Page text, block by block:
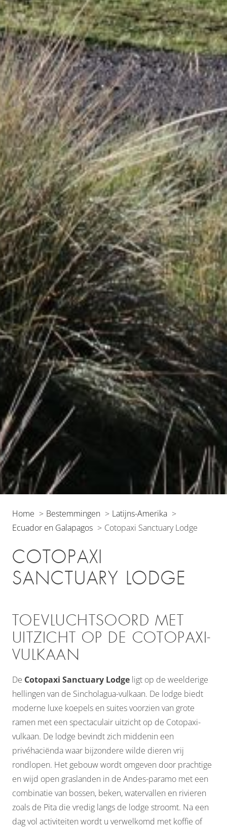
Home Bestemmingen
Latijns-Amerika
Ecuador en Galapagos
Cotopaxi Sanctuary Lodge
COTOPAXI
SANCTUARY LODGE
TOEVLUCHTSOORD MET
UITZICHT OP DE COTOPAXI-
VULKAAN
De Cotopaxi Sanctuary Lodge ligt op de weelderige
hellingen van de Sincholagua-vulkaan. De lodge biedt
moderne luxe koepels en suites voorzien van grote
ramen met een spectaculair uitzicht op de Cotopaxi-
vulkaan. De lodge bevindt zich middenin een
privéhaciënda waar bijzondere wilde dieren vrij
rondlopen. Het gebouw wordt omgeven door prachtige
en wijd open graslanden in de Andes-paramo met een
combinatie van bossen, beken, watervallen en rivieren
zoals de Pita die vredig langs de lodge stroomt. Na een
dag vol activiteiten wordt u verwelkomd met koffie of